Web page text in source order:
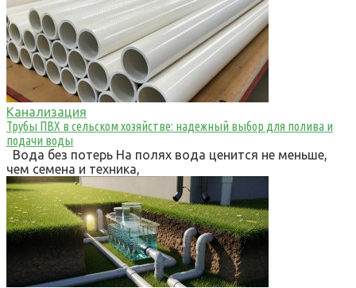
Канализация
Трубы ПВХ в сельском хозяйстве: надежный выбор для полива и
подачи воды
Вода без потерь На полях вода ценится не меньше,
чем семена и техника,